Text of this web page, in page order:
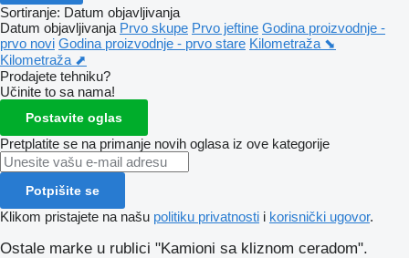
Sortiranje: Datum objavljivanja
Datum objavljivanja Prvo skupe Prvo jeftine Godina proizvodnje -
prvo novi Godina proizvodnje - prvo stare Kilometraža ⬊
Kilometraža ⬈
Prodajete tehniku?
Učinite to sa nama!
Postavite oglas
Pretplatite se na primanje novih oglasa iz ove kategorije
Potpišite se
Klikom pristajete na našu politiku privatnosti i korisnički ugovor.
Ostale marke u rublici "Kamioni sa kliznom ceradom".